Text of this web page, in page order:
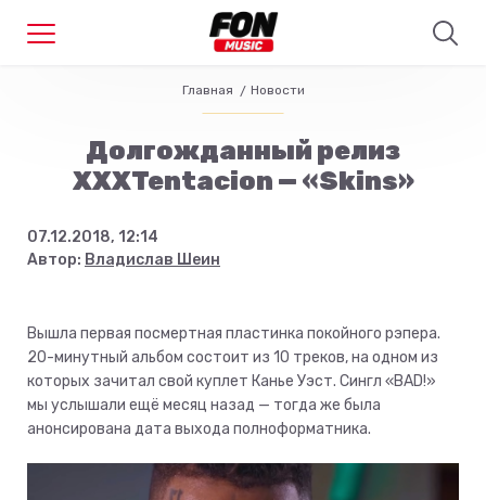
Главная Новости
Долгожданный релиз
XXXTentacion — «Skins»
07.12.2018, 12:14
Автор: Владислав Шеин
Вышла первая посмертная пластинка покойного рэпера.
20-минутный альбом состоит из 10 треков, на одном из
которых зачитал свой куплет Канье Уэст. Сингл «BAD!»
мы услышали ещё месяц назад — тогда же была
анонсирована дата выхода полноформатника.